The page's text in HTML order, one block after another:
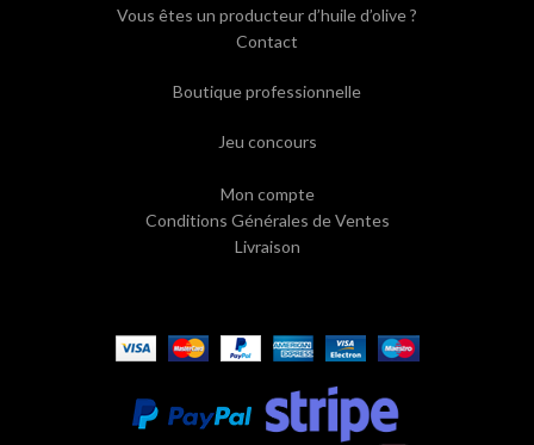
Vous êtes un producteur d’huile d’olive ?
Contact
Boutique professionnelle
Jeu concours
Mon compte
Conditions Générales de Ventes
Livraison